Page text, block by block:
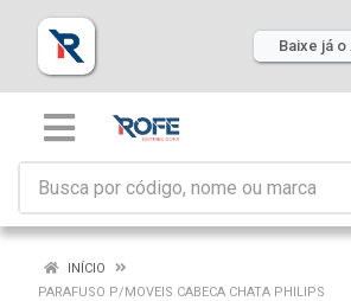
Baixe já o
INÍCIO
PARAFUSO P/MOVEIS CABECA CHATA PHILIPS